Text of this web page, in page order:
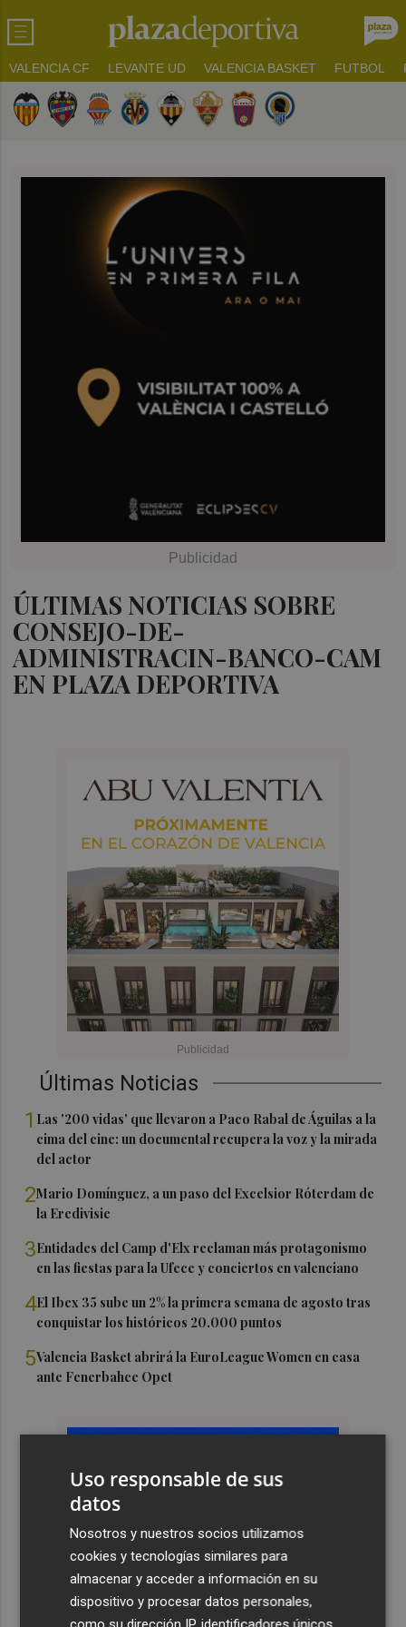
VALENCIA CF LEVANTE UD VALENCIA BASKET FUTBOL
ÚLTIMAS NOTICIAS SOBRE
CONSEJO-DE-
ADMINISTRACIN-BANCO-CAM
EN PLAZA DEPORTIVA
Últimas Noticias
1 Las '200 vidas' que llevaron a Paco Rabal de Águilas a la
cima del cine: un documental recupera la voz y la mirada
del actor
2Mario Domínguez, a un paso del Excelsior Róterdam de
la Eredivisie
3Entidades del Camp d'Elx reclaman más protagonismo
en las fiestas para la Ufece y conciertos en valenciano
4El Ibex 35 sube un 2% la primera semana de agosto tras
conquistar los históricos 20.000 puntos
5Valencia Basket abrirá la EuroLeague Women en casa
ante Fenerbahce Opet
Uso responsable de sus
datos
Nosotros y nuestros socios utilizamos
cookies y tecnologías similares para
almacenar y acceder a información en su
dispositivo y procesar datos personales,